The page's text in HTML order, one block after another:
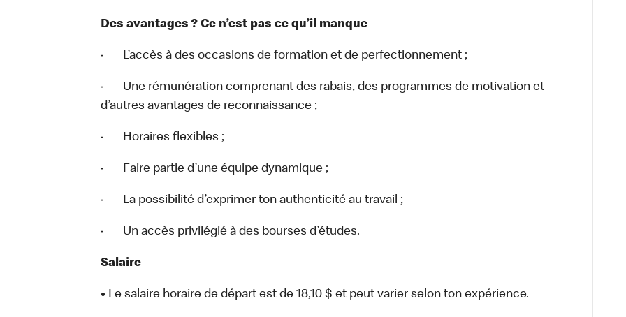
Des avantages ? Ce n’est pas ce qu’il manque
· L’accès à des occasions de formation et de perfectionnement ;
· Une rémunération comprenant des rabais, des programmes de motivation et
d’autres avantages de reconnaissance ;
· Horaires flexibles ;
· Faire partie d’une équipe dynamique ;
· La possibilité d’exprimer ton authenticité au travail ;
· Un accès privilégié à des bourses d’études.
Salaire
• Le salaire horaire de départ est de 18,10 $ et peut varier selon ton expérience.